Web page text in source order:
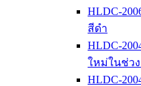
HLDC-
สีดำ
HLDC-
ใหม่ในช่ว
HLDC-